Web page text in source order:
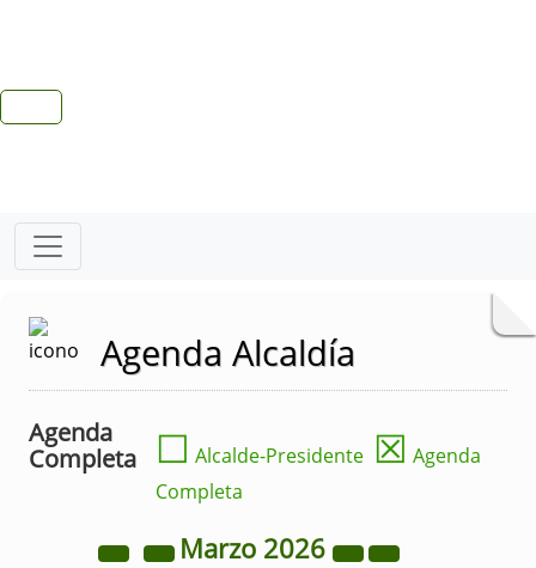
Agenda Alcaldía
Agenda
Completa
☐ Alcalde-Presidente ☒ Agenda
Completa
Marzo 2026